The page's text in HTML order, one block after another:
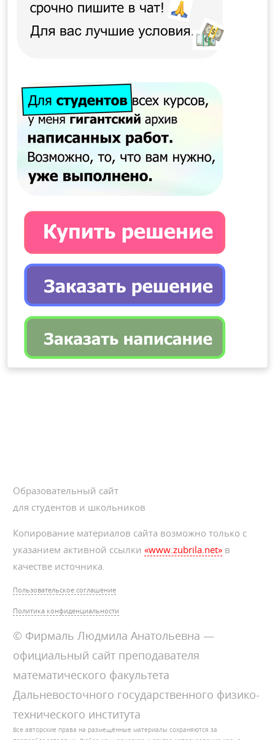
Образовательный сайт
для студентов и школьников
Копирование материалов сайта возможно только с
указанием активной ссылки«www.zubrila.net» в
качестве источника.
Пользовательское соглашение
Политика конфиденциальности
© Фирмаль Людмила Анатольевна —
официальный сайт преподавателя
математического факультета
Дальневосточного государственного физико-
технического института
Все авторские права на размещённые материалы сохраняются за